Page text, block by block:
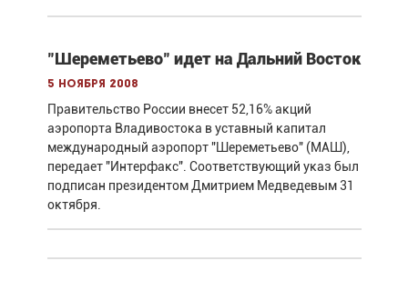
"Шереметьево" идет на Дальний Восток
5 ноября 2008
Правительство России внесет 52,16% акций
аэропорта Владивостока в уставный капитал
международный аэропорт "Шереметьево" (МАШ),
передает "Интерфакс". Соответствующий указ был
подписан президентом Дмитрием Медведевым 31
октября.